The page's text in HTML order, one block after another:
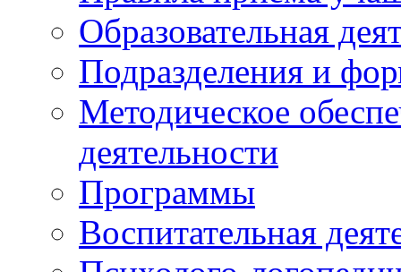
Образовательная
Подразделения и
Методическое
деятельности
Программы
Воспитательная